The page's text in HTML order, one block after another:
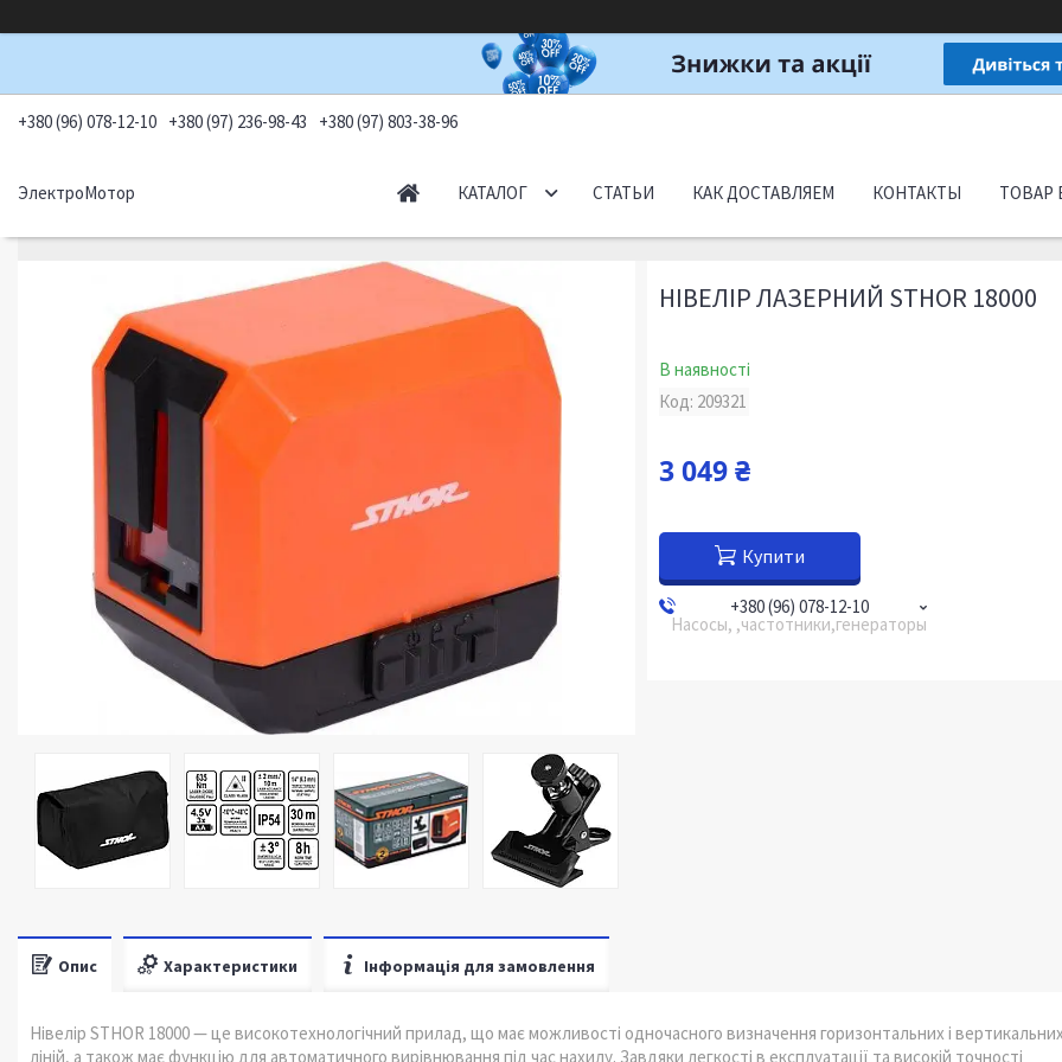
+380 (96) 078-12-10 +380 (97) 236-98-43 +380 (97) 803-38-96
ЭлектроМотор КАТАЛОГ СТАТЬИ КАК ДОСТАВЛЯЕМ КОНТАКТЫ ТОВАР
НІВЕЛІР ЛАЗЕРНИЙ STHOR 18000
В наявності
Код: 209321
3 049 ₴
Купити
+380 (96) 078-12-10
Насосы, ,частотники,генераторы
Опис Характеристики Інформація для замовлення
Нівелір STHOR 18000 — це високотехнологічний прилад, що має можливості одночасного визначення горизонтальних і
ліній, а також має функцію для автоматичного вирівнювання під час нахилу. Завдяки легкості в експлуатації та високій точності